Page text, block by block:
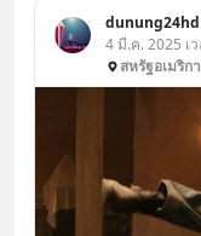
dunung24hd
4 มี.ค. 2025 เ
สหรัฐอเมริกา